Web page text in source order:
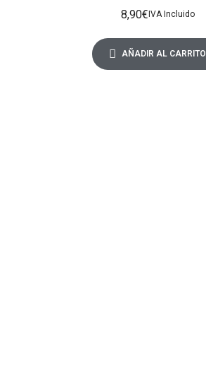
8,90€ IVA Incluido
AÑADIR AL CARRITO